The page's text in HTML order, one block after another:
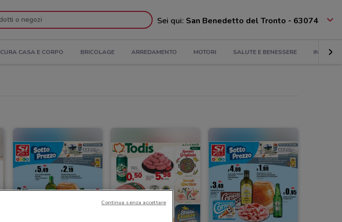
Sei qui: San Benedetto del Tronto - 63074
CURA CASA E CORPO BRICOLAGE ARREDAMENTO MOTORI SALUTE E BENESSERE INFANZIA
Continua senza accettare